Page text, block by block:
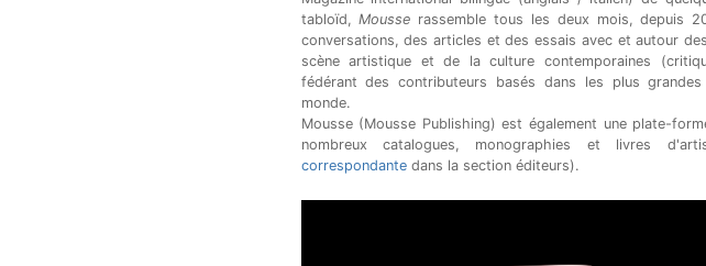
tabloïd,Mousse rassemble tous les deux mois, depuis
conversations, des articles et des essais avec et autour
scène artistique et de la culture contemporaines
fédérant des contributeurs basés dans les plus
monde.
Mousse (Mousse Publishing) est également une plate-
nombreux catalogues, monographies et livres
correspondantedans la section éditeurs).